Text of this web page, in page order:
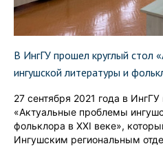
В ИнгГУ прошел круглый стол
ингушской литературы и
27 сентября 2021 года в
«Актуальные проблемы
фольклора в XXI веке»,
Ингушским региональным